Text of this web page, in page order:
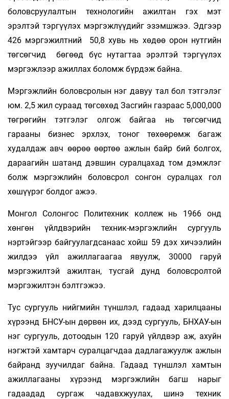
боловсруулалтын технологийн ажилтан гэх мэт
эрэлтэй тэргүүлэх мэргэжлүүдийг эзэмшжээ. Эдгээр
426 мэргэжилтний 50,8 хувь нь хөдөө орон нутгийн
төгсөгчид бөгөөд бүс нутагтаа эрэлтэй тэргүүлэх
мэргэжлээр ажиллах боломж бүрдэж байна.
Мэргэжлийн боловсролын нэг давуу тал бол тэтгэлэг
юм. 2,5 жил сураад төгсөхөд Засгийн газраас 5,000,000
төгрөгийн тэтгэлэг олгож байгаа нь төгсөгчид
гарааны бизнес эрхлэх, тоног төхөөрөмж багаж
худалдаж авч өөрөө өөртөө ажлын байр бий болгох,
дараагийн шатанд дэвшин суралцахад том дэмжлэг
болж мэргэжлийн боловсрол сонгон суралцах гол
хөшүүрэг болдог ажээ.
Монгол Солонгос Политехник коллеж нь 1966 онд
хөнгөн үйлдвэрийн техник-мэргэжлийн сургууль
нэртэйгээр байгуулагдсанаас хойш 59 дэх хичээлийн
жилдээ үйл ажиллагаагаа явуулж, 30000 гаруй
мэргэжилтэй ажилтан, тусгай дунд боловсролтой
мэргэжилтэн бэлтгэжээ.
Тус сургууль нийгмийн түншлэл, гадаад харилцааны
хүрээнд БНСУ-ын дөрвөн их, дээд сургууль, БНХАУ-ын
нэг сургууль, дотоодын 120 гаруй үйлдвэр аж, ахуйн
нэгжтэй хамтарч суралцагчдаа дадлагажуулж ажлын
байранд зуучилдаг байна. Гадаад түншлэл хамтын
ажиллагааны хүрээнд мэргэжлийн багш нарыг
гадаадад сургаж чадавхжуулах, шинэ техник